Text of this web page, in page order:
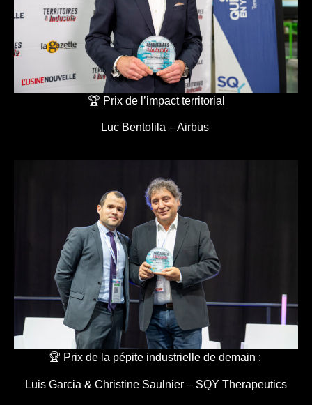
🏆 Prix de l’impact territorial
Luc Bentolila – Airbus
🏆 Prix de la pépite industrielle de demain :
Luis Garcia & Christine Saulnier – SQY Therapeutics